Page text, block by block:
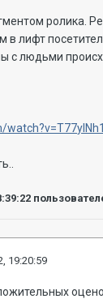
ролика.
в лифт
с людьми
19:20:59